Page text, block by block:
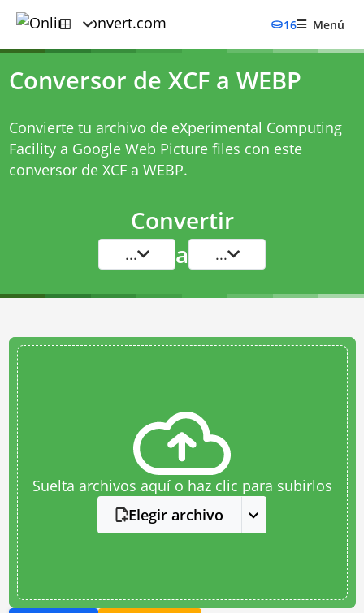
16 Menú
Conversor de XCF a WEBP
Convierte tu archivo de eXperimental Computing
Facility a Google Web Picture files con este
conversor de XCF a WEBP.
Convertir
... a ...
Suelta archivos aquí o haz clic para subirlos
Elegir archivo